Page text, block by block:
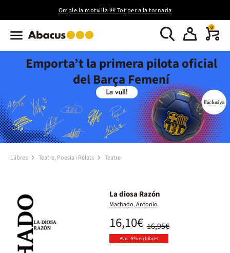
Omple la motxilla 🎒 Tot per a la tornada
0
Emporta’t la primera pilota oficial
del Barça Femení
Llibres Teatre, Poesia i Relats Teatre
La diosa Razón
Machado, Antonio
16,95€
16,10€
Avui -5% en llibres